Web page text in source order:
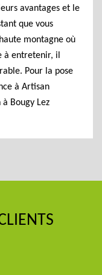
avantages et le
que vous
montagne où
à entretenir, il
Pour la pose
à Artisan
Bougy Lez